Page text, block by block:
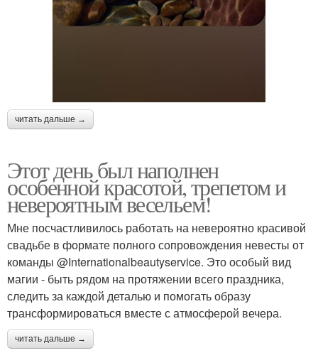
читать дальше →
Этот день был наполнен
особенной красотой, трепетом и
невероятным весельем!
Мне посчастливилось работать на невероятно красивой
свадьбе в формате полного сопровождения невесты от
команды @Internationalbeautyservice. Это особый вид
магии - быть рядом на протяжении всего праздника,
следить за каждой деталью и помогать образу
трансформироваться вместе с атмосферой вечера.
читать дальше →